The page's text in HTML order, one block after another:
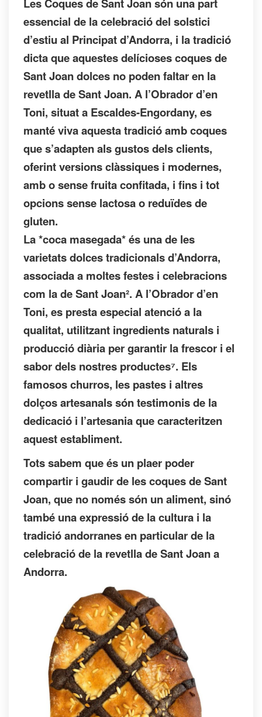
Les Coques de Sant Joan són una part
essencial de la celebració del solstici
d’estiu al Principat d’Andorra, i la tradició
dicta que aquestes delícioses coques de
Sant Joan dolces no poden faltar en la
revetlla de Sant Joan. A l’Obrador d’en
Toni, situat a Escaldes-Engordany, es
manté viva aquesta tradició amb coques
que s’adapten als gustos dels clients,
oferint versions clàssiques i modernes,
amb o sense fruita confitada, i fins i tot
opcions sense lactosa o reduïdes de
gluten.
La *coca masegada* és una de les
varietats dolces tradicionals d’Andorra,
associada a moltes festes i celebracions
com la de Sant Joan². A l’Obrador d’en
Toni, es presta especial atenció a la
qualitat, utilitzant ingredients naturals i
producció diària per garantir la frescor i el
sabor dels nostres productes⁷. Els
famosos churros, les pastes i altres
dolços artesanals són testimonis de la
dedicació i l’artesania que caracteritzen
aquest establiment.
Tots sabem que és un plaer poder
compartir i gaudir de les coques de Sant
Joan, que no només són un aliment, sinó
també una expressió de la cultura i la
tradició andorranes en particular de la
celebració de la revetlla de Sant Joan a
Andorra.